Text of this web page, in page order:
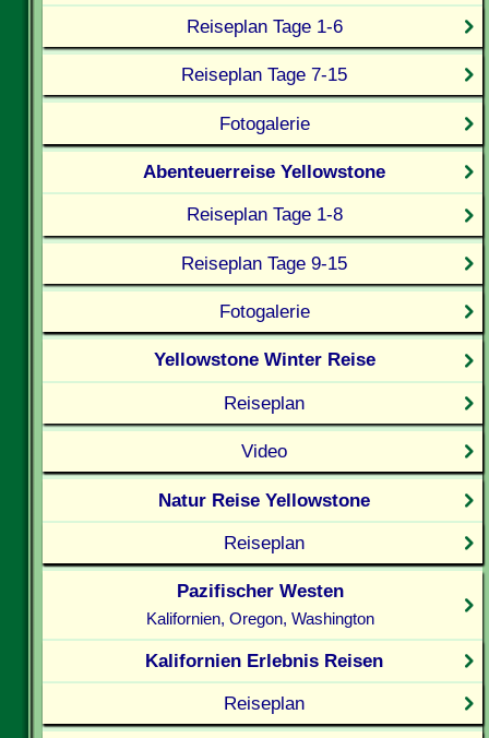
Reiseplan Tage 1-6
Reiseplan Tage 7-15
Fotogalerie
Abenteuerreise Yellowstone
Reiseplan Tage 1-8
Reiseplan Tage 9-15
Fotogalerie
Yellowstone Winter Reise
Reiseplan
Video
Natur Reise Yellowstone
Reiseplan
Pazifischer Westen
Kalifornien, Oregon, Washington
Kalifornien Erlebnis Reisen
Reiseplan